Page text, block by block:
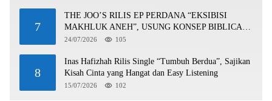
7
THE JOO’S RILIS EP PERDANA “EKSIBISI
MAKHLUK ANEH”, USUNG KONSEP BIBLICAL
SURF ROCK DALAM 6 TRACK
24/07/2026 105
8
Inas Hafizhah Rilis Single “Tumbuh Berdua”, Sajikan
Kisah Cinta yang Hangat dan Easy Listening
15/07/2026 102